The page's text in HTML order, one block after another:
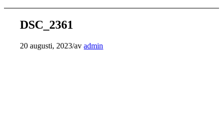
DSC_2361
20 augusti, 2023/avadmin